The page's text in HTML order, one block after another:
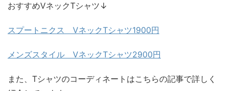
おすすめVネックTシャツ↓
スプートニクス VネックTシャツ1900円
メンズスタイル VネックTシャツ2900円
また、Tシャツのコーディネートはこちらの記事で詳しく